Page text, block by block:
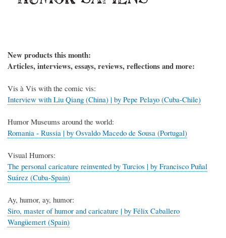
New products this month:
Articles, interviews, essays, reviews, reflections and more:
Vis à Vis with the comic vis:
Interview with Liu Qiang (China) | by Pepe Pelayo (Cuba-Chile)
Humor Museums around the world:
Romania - Russia | by Osvaldo Macedo de Sousa (Portugal)
Visual Humors:
The personal caricature reinvented by Turcios | by Francisco Puñal
Suárez (Cuba-Spain)
Ay, humor, ay, humor:
Siro, master of humor and caricature | by Félix Caballero
Wangüemert (Spain)